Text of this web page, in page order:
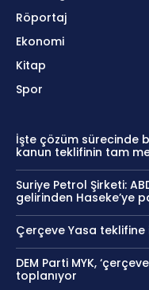
Röportaj
Ekonomi
Kitap
Spor
İşte çözüm sürecinde
kanun teklifinin tam
Suriye Petrol Şirketi:
gelirinden Haseke’ye
Çerçeve Yasa teklifine
DEM Parti MYK,
toplanıyor